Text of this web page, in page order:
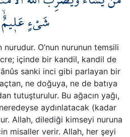
شَيْءٍ عَل۪يمٌۙ
O’nun nurunun temsili
içinde bir kandil, kandil de
sanki inci gibi parlayan bir
ne doğuya, ne de batıya
tutuşturulur. Bu ağacın yağı,
aydınlatacak (kadar
Allah, dilediği kimseyi nuruna
misaller verir. Allah, her şeyi